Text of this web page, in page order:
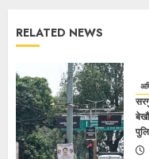
RELATED NEWS